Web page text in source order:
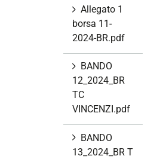
Allegato 1
borsa 11-
2024-BR.pdf
BANDO
12_2024_BR
TC
VINCENZI.pdf
BANDO
13_2024_BR T